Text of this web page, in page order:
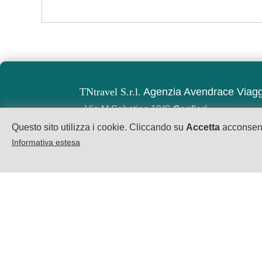
Questo sito utilizza i cookie. Cliccando su Accetta
Informativa estesa
TNtravel S.r.l. Agenzia Avendrace
- Via M.Sabotino 10/CCagliari
- Tel. 0039. 070.2086124 - email:
P.IVA: